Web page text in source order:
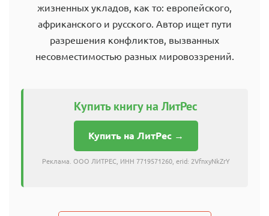
жизненных укладов, как то: европейского,
африканского и русского. Автор ищет пути
разрешения конфликтов, вызванных
несовместимостью разных мировоззрений.
Купить книгу на ЛитРес
Купить на ЛитРес →
Реклама. ООО ЛИТРЕС, ИНН 7719571260, erid: 2VfnxyNkZrY